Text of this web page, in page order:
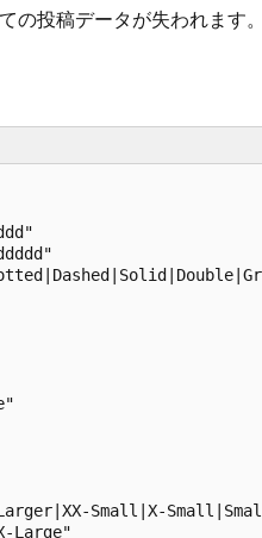
の投稿データが失われます。
Small|X-
Large"